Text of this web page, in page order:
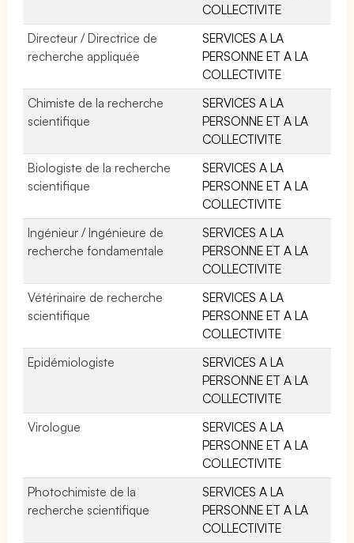
COLLECTIVITE
Directeur / Directrice de
recherche appliquée
SERVICES A LA
PERSONNE ET A LA
COLLECTIVITE
Chimiste de la recherche
scientifique
SERVICES A LA
PERSONNE ET A LA
COLLECTIVITE
Biologiste de la recherche
scientifique
SERVICES A LA
PERSONNE ET A LA
COLLECTIVITE
Ingénieur / Ingénieure de
recherche fondamentale
SERVICES A LA
PERSONNE ET A LA
COLLECTIVITE
Vétérinaire de recherche
scientifique
SERVICES A LA
PERSONNE ET A LA
COLLECTIVITE
Epidémiologiste
SERVICES A LA
PERSONNE ET A LA
COLLECTIVITE
Virologue
SERVICES A LA
PERSONNE ET A LA
COLLECTIVITE
Photochimiste de la
recherche scientifique
SERVICES A LA
PERSONNE ET A LA
COLLECTIVITE